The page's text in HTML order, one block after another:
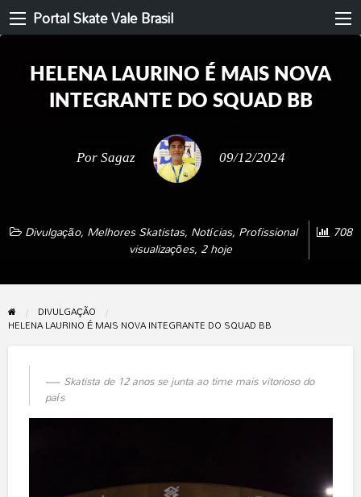
Portal Skate Vale Brasil
HELENA LAURINO É MAIS NOVA
INTEGRANTE DO SQUAD BB
Por Sagaz 09/12/2024
Divulgação, Melhores Skatistas, Notícias, Profissional 708
visualizações, 2 hoje
DIVULGAÇÃO
HELENA LAURINO É MAIS NOVA INTEGRANTE DO SQUAD BB
Skatista de 12 anos se junta ao time mais vitorioso do
país